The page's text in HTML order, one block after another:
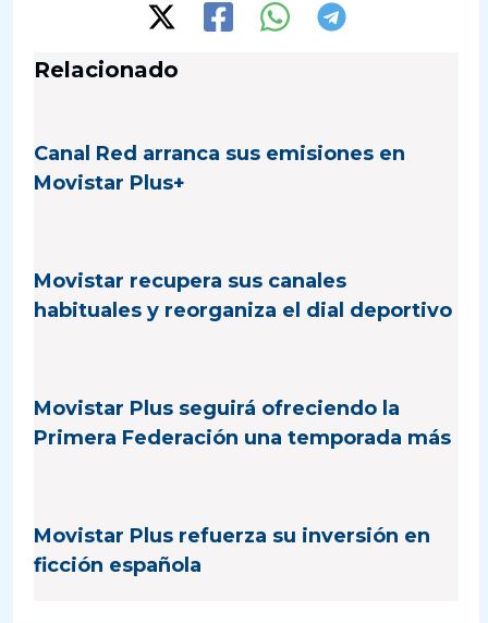
Relacionado
Canal Red arranca sus emisiones en
Movistar Plus+
Movistar recupera sus canales
habituales y reorganiza el dial deportivo
Movistar Plus seguirá ofreciendo la
Primera Federación una temporada más
Movistar Plus refuerza su inversión en
ficción española